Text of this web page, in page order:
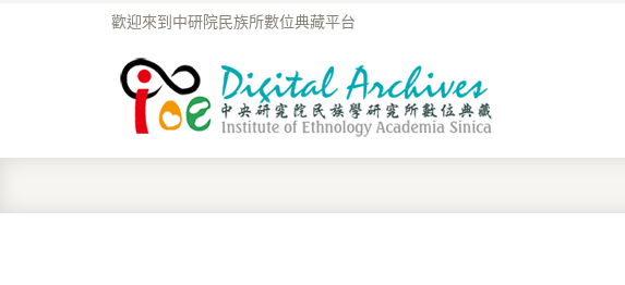
歡迎來到中研院民族所數位典藏平台